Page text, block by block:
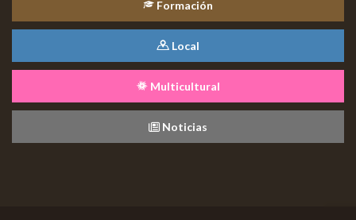
Formación
Local
Multicultural
Noticias